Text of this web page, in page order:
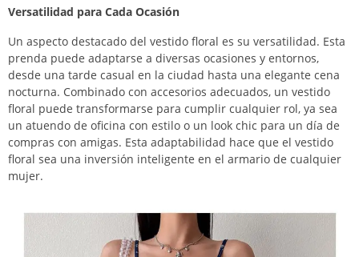
Versatilidad para Cada Ocasión
Un aspecto destacado del vestido floral es su versatilidad. Esta
prenda puede adaptarse a diversas ocasiones y entornos,
desde una tarde casual en la ciudad hasta una elegante cena
nocturna. Combinado con accesorios adecuados, un vestido
floral puede transformarse para cumplir cualquier rol, ya sea
un atuendo de oficina con estilo o un look chic para un día de
compras con amigas. Esta adaptabilidad hace que el vestido
floral sea una inversión inteligente en el armario de cualquier
mujer.